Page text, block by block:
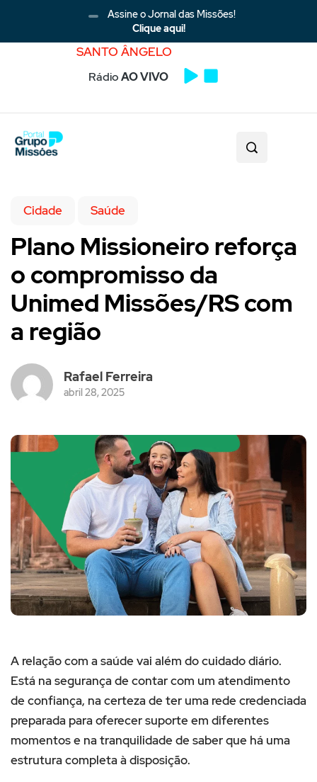
Assine o Jornal das Missões!
Clique aqui!
SANTO ÂNGELO
RádioAO VIVO
Cidade Saúde
Plano Missioneiro reforça
o compromisso da
Unimed Missões/RS com
a região
Rafael Ferreira
abril 28, 2025
A relação com a saúde vai além do cuidado diário.
Está na segurança de contar com um atendimento
de confiança, na certeza de ter uma rede credenciada
preparada para oferecer suporte em diferentes
momentos e na tranquilidade de saber que há uma
estrutura completa à disposição.